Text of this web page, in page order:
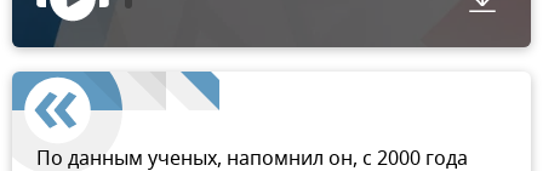
По данным ученых, напомнил он, с 2000 года